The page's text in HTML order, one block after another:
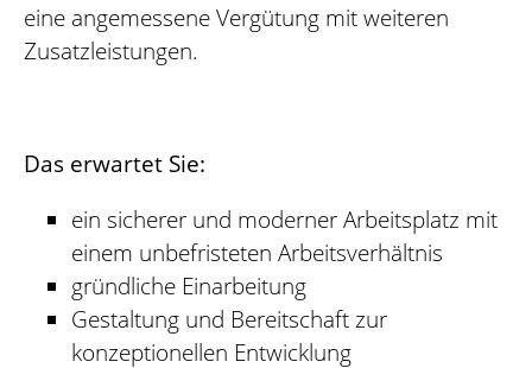
eine angemessene Vergütung mit weiteren
Zusatzleistungen.
Das erwartet Sie:
ein sicherer und moderner Arbeitsplatz mit
einem unbefristeten Arbeitsverhältnis
gründliche Einarbeitung
Gestaltung und Bereitschaft zur
konzeptionellen Entwicklung